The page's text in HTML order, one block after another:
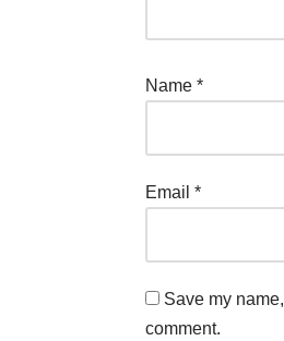
Name *
Email *
Save my
comment.